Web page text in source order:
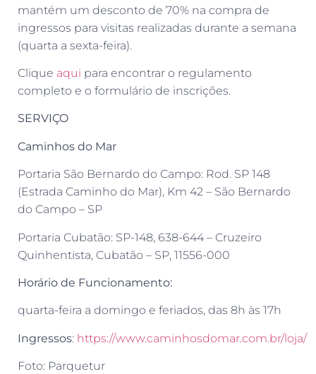
mantém um desconto de 70% na compra de
ingressos para visitas realizadas durante a semana
(quarta a sexta-feira).
Clique aqui para encontrar o regulamento
completo e o formulário de inscrições.
SERVIÇO
Caminhos do Mar
Portaria São Bernardo do Campo: Rod. SP 148
(Estrada Caminho do Mar), Km 42 – São Bernardo
do Campo – SP
Portaria Cubatão: SP-148, 638-644 – Cruzeiro
Quinhentista, Cubatão – SP, 11556-000
Horário de Funcionamento:
quarta-feira a domingo e feriados, das 8h às 17h
Ingressos: https://www.caminhosdomar.com.br/loja/
Foto: Parquetur